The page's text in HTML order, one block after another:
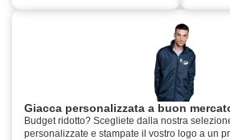
Giacca personalizzata a buon
Budget ridotto? Scegliete dalla nostra
personalizzate e stampate il vostro logo a un